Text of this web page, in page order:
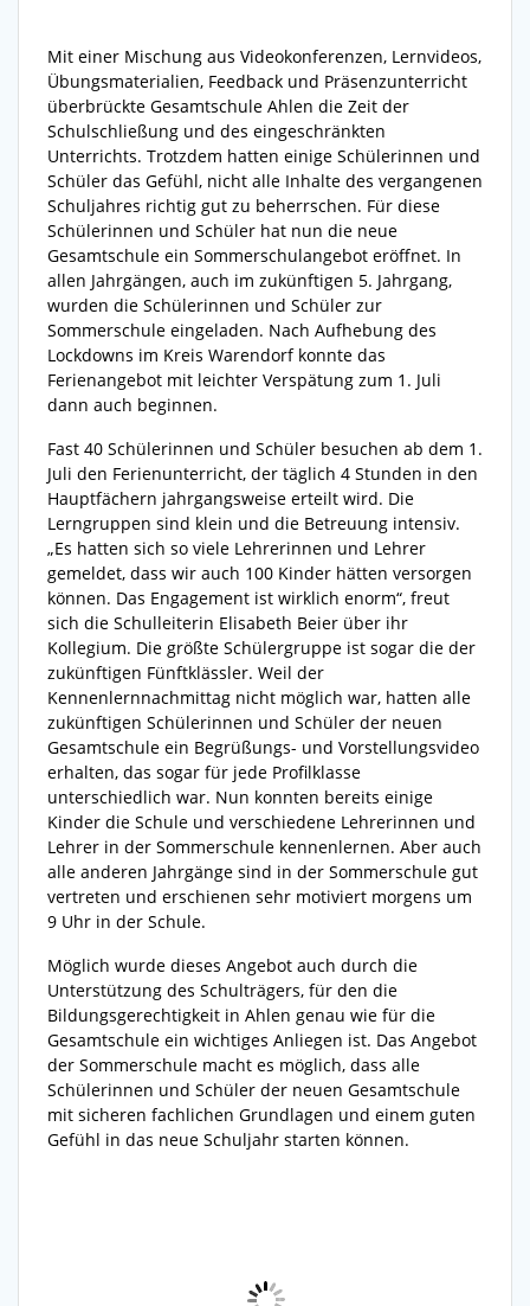
Mit einer Mischung aus Videokonferenzen, Lernvideos,
Übungsmaterialien, Feedback und Präsenzunterricht
überbrückte Gesamtschule Ahlen die Zeit der
Schulschließung und des eingeschränkten
Unterrichts. Trotzdem hatten einige Schülerinnen und
Schüler das Gefühl, nicht alle Inhalte des vergangenen
Schuljahres richtig gut zu beherrschen. Für diese
Schülerinnen und Schüler hat nun die neue
Gesamtschule ein Sommerschulangebot eröffnet. In
allen Jahrgängen, auch im zukünftigen 5. Jahrgang,
wurden die Schülerinnen und Schüler zur
Sommerschule eingeladen. Nach Aufhebung des
Lockdowns im Kreis Warendorf konnte das
Ferienangebot mit leichter Verspätung zum 1. Juli
dann auch beginnen.
Fast 40 Schülerinnen und Schüler besuchen ab dem 1.
Juli den Ferienunterricht, der täglich 4 Stunden in den
Hauptfächern jahrgangsweise erteilt wird. Die
Lerngruppen sind klein und die Betreuung intensiv.
„Es hatten sich so viele Lehrerinnen und Lehrer
gemeldet, dass wir auch 100 Kinder hätten versorgen
können. Das Engagement ist wirklich enorm“, freut
sich die Schulleiterin Elisabeth Beier über ihr
Kollegium. Die größte Schülergruppe ist sogar die der
zukünftigen Fünftklässler. Weil der
Kennenlernnachmittag nicht möglich war, hatten alle
zukünftigen Schülerinnen und Schüler der neuen
Gesamtschule ein Begrüßungs- und Vorstellungsvideo
erhalten, das sogar für jede Profilklasse
unterschiedlich war. Nun konnten bereits einige
Kinder die Schule und verschiedene Lehrerinnen und
Lehrer in der Sommerschule kennenlernen. Aber auch
alle anderen Jahrgänge sind in der Sommerschule gut
vertreten und erschienen sehr motiviert morgens um
9 Uhr in der Schule.
Möglich wurde dieses Angebot auch durch die
Unterstützung des Schulträgers, für den die
Bildungsgerechtigkeit in Ahlen genau wie für die
Gesamtschule ein wichtiges Anliegen ist. Das Angebot
der Sommerschule macht es möglich, dass alle
Schülerinnen und Schüler der neuen Gesamtschule
mit sicheren fachlichen Grundlagen und einem guten
Gefühl in das neue Schuljahr starten können.